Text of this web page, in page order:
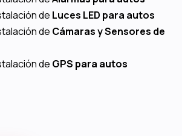
de Luces LED para autos
de Cámaras y Sensores de
de GPS para autos